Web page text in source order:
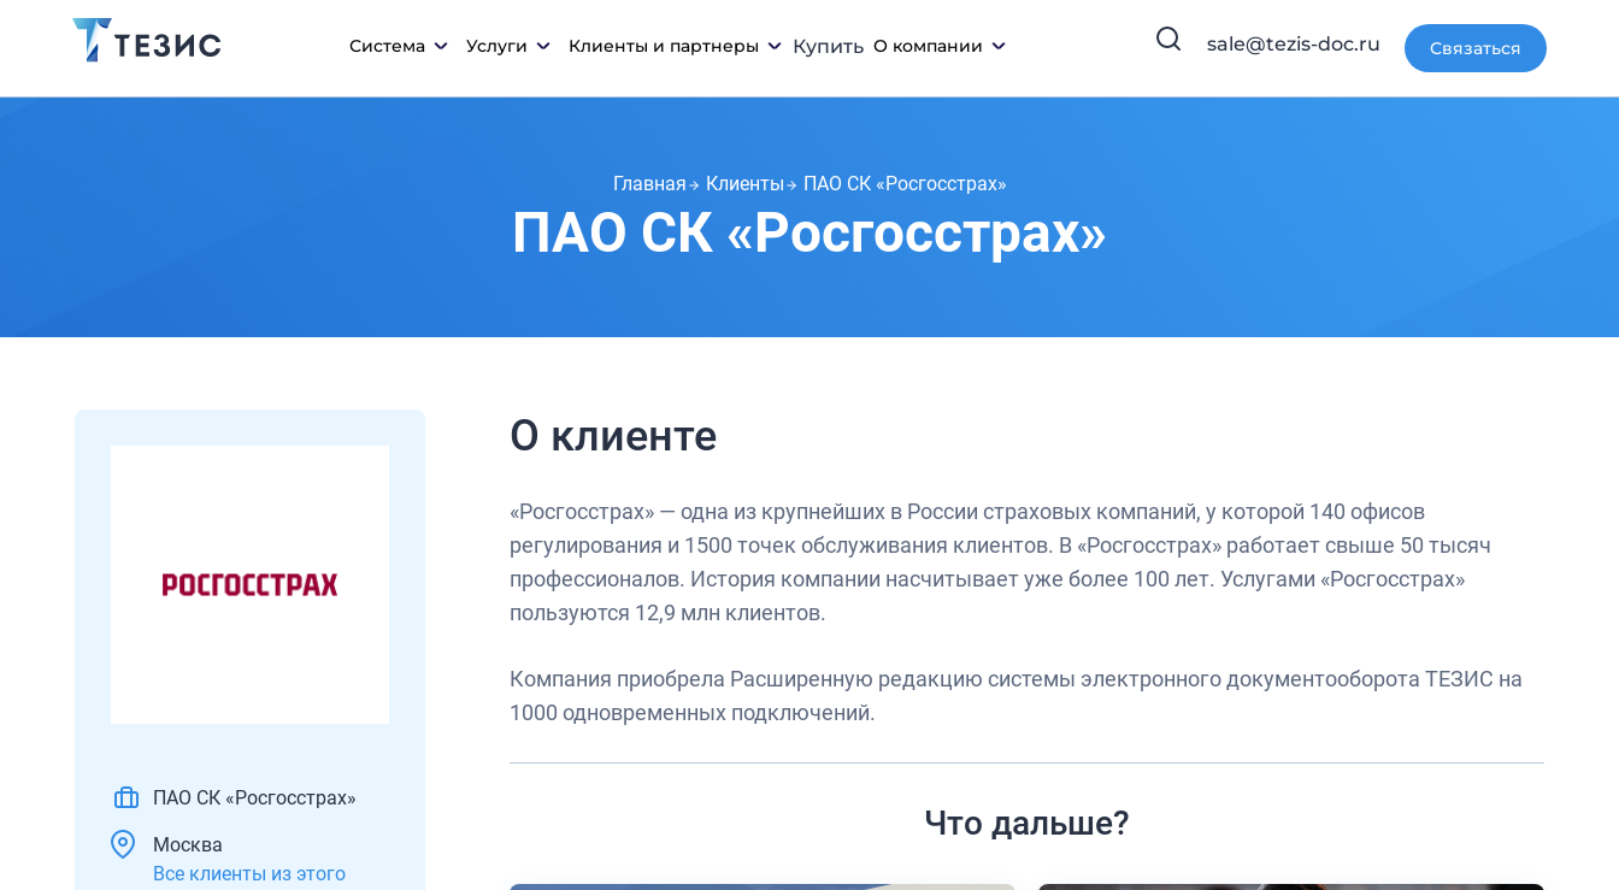
Система Услуги Клиенты и партнеры Купить О компании sale@tezis-doc.ru Связаться
Главная Клиенты ПАО СК «Росгосстрах»
ПАО СК «Росгосстрах»
ПАО СК «Росгосстрах»
Москва
Все клиенты из этого
О клиенте
«Росгосстрах» — одна из крупнейших в России страховых компаний, у которой 140 офисов
регулирования и 1500 точек обслуживания клиентов. В «Росгосстрах» работает свыше 50 тысяч
профессионалов. История компании насчитывает уже более 100 лет. Услугами «Росгосстрах»
пользуются 12,9 млн клиентов.
Компания приобрела Расширенную редакцию системы электронного документооборота ТЕЗИС на
1000 одновременных подключений.
Что дальше?